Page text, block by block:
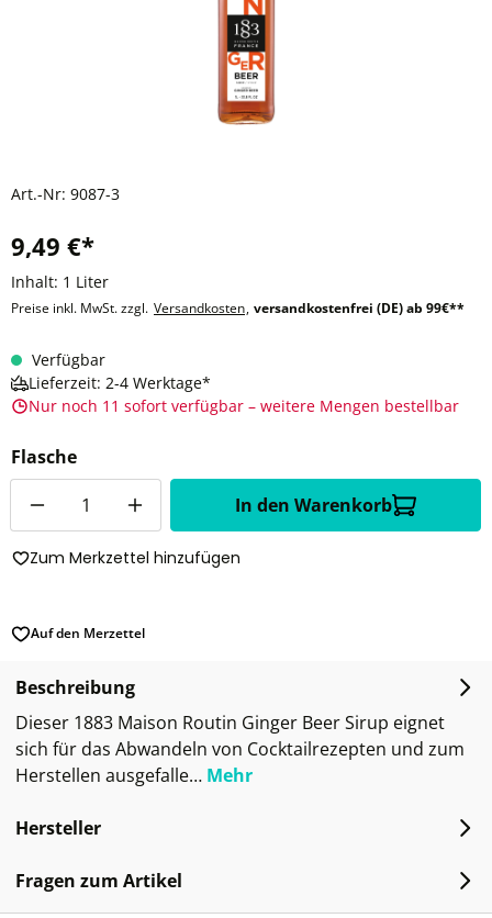
Art.-Nr: 9087-3
9,49 €*
Inhalt: 1 Liter
Preise inkl. MwSt. zzgl. Versandkosten, versandkostenfrei (DE) ab 99€**
Verfügbar
Lieferzeit: 2-4 Werktage*
Nur noch 11 sofort verfügbar – weitere Mengen bestellbar
Flasche
In den Warenkorb
Zum Merkzettel hinzufügen
Auf den Merzettel
Beschreibung
Dieser 1883 Maison Routin Ginger Beer Sirup eignet
sich für das Abwandeln von Cocktailrezepten und zum
Herstellen ausgefalle… Mehr
Hersteller
Fragen zum Artikel